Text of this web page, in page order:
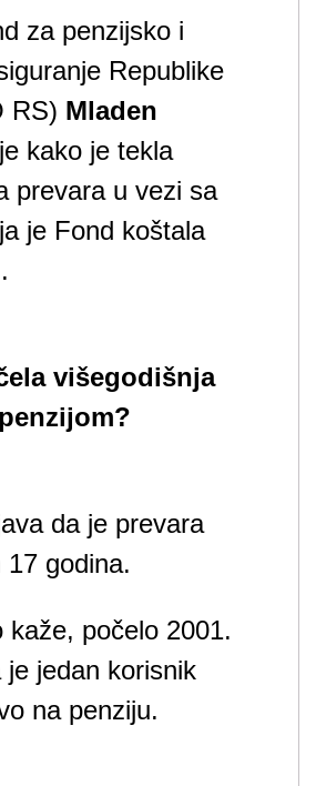
za penzijsko i
Republike
RS) Mladen
kako je tekla
prevara u vezi sa
je Fond koštala
višegodišnja
da je prevara
godina.
kaže, počelo 2001.
je jedan korisnik
na penziju.